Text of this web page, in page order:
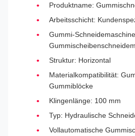
Produktname:
Arbeitsschicht:
Gummi-
Struktur: Horizontal
Materialkompatibilität:
Gummiblöcke
Klingenlänge: 100 mm
Typ: Hydraulische
Vollautomatische